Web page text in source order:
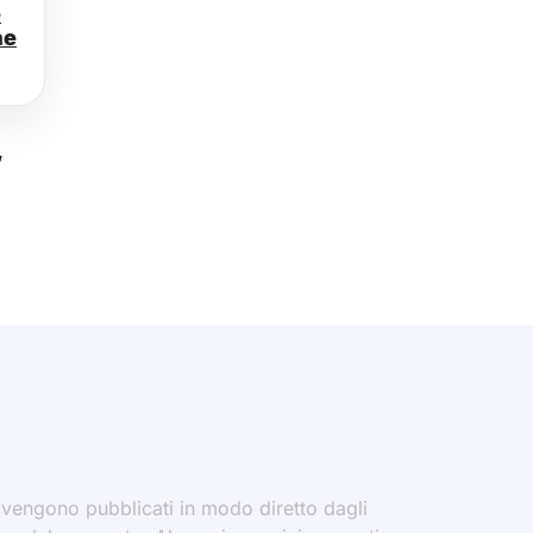
pubblicati in modo diretto dagli